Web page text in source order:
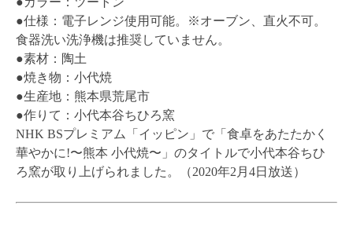
●仕様：電子レンジ使用可能。※オーブン、直火不可。
食器洗い洗浄機は推奨していません。
●素材：陶土
●焼き物：小代焼
●生産地：熊本県荒尾市
●作りて：小代本谷ちひろ窯
NHK BSプレミアム「イッピン」で「食卓をあたたかく
華やかに!〜熊本 小代焼〜」のタイトルで小代本谷ちひ
ろ窯が取り上げられました。（2020年2月4日放送）